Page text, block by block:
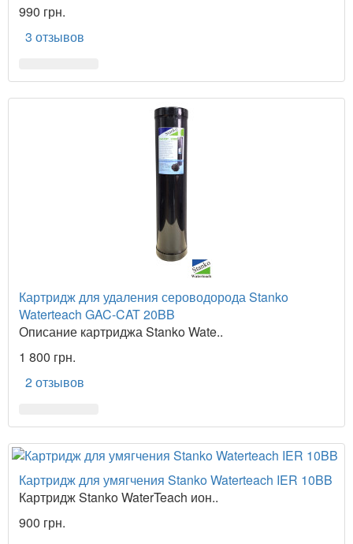
990 грн.
3 отзывов
Картридж для удаления сероводорода Stanko
Waterteach GAC-CAT 20BB
Описание картриджа Stanko Wate..
1 800 грн.
2 отзывов
Картридж для умягчения Stanko Waterteach IER 10BB
Картридж Stanko WaterTeach ион..
900 грн.